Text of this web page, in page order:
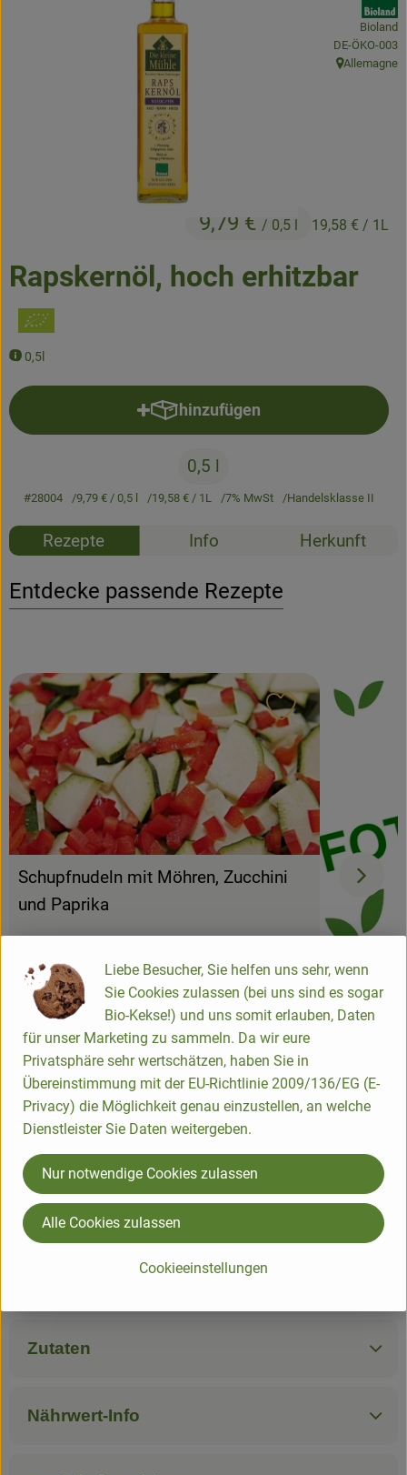
Gutscheine & Geschenkideen
So geht's
Über uns
Rapskernöl, hoch erhitzbar
0,5l
9,79 € / 0,5 l 19,58 € / 1L
Bioland
, Kontrollstelle:
DE-ÖKO-003
, Herkunft:
Allemagne
hinzufügen
Produkt zum Warenkorb
0,5 l
#28004 9,79 € / 0,5 l 19,58 € / 1L 7% MwSt Handelsklasse II
Rezepte Info Herkunft
Entdecke passende Rezepte
Schupfnudeln mit Möhren, Zucchini
und Paprika
Schwierigkeit:
einfach 4Zutaten
Rezept zu
Info
0,5l
Zutaten
Nährwert-Info
Liebe Besucher, Sie helfen uns sehr, wenn
Sie Cookies zulassen (bei uns sind es sogar
Bio-Kekse!) und uns somit erlauben, Daten
für unser Marketing zu sammeln. Da wir eure
Privatsphäre sehr wertschätzen, haben Sie in
Übereinstimmung mit der EU-Richtlinie 2009/136/EG (E-
Privacy) die Möglichkeit genau einzustellen, an welche
Dienstleister Sie Daten weitergeben.
Cookieeinstellungen
Nur notwendige Cookies zulassen
Alle Cookies zulassen